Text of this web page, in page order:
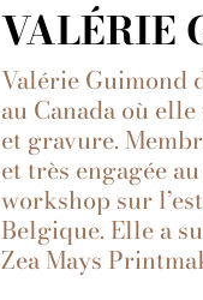
VALÉRIE
Valérie Guimond
au Canada où
et gravure.
et très engagée
workshop sur
Belgique. Elle a
Zea Mays